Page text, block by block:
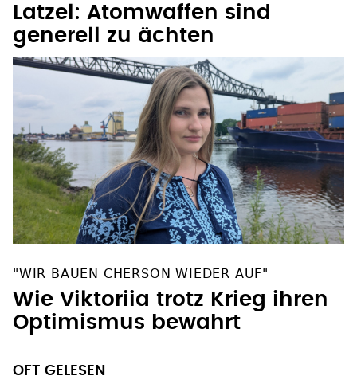
Latzel: Atomwaffen sind
generell zu ächten
"WIR BAUEN CHERSON WIEDER AUF"
Wie Viktoriia trotz Krieg ihren
Optimismus bewahrt
OFT GELESEN